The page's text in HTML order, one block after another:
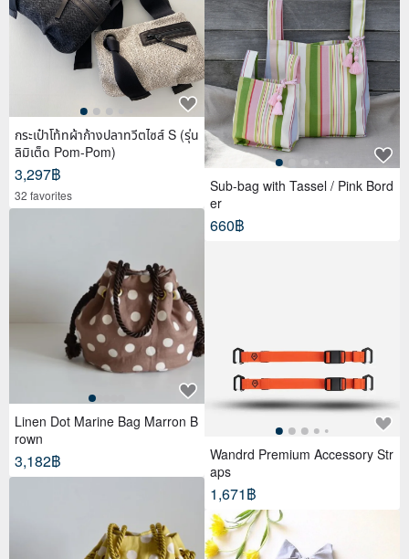
กระเป๋าโท้ทผ้าก้างปลาทวีตไซส์ S (รุ่น
ลิมิเต็ด Pom-Pom)
3,297฿
32 favorites
Linen Dot Marine Bag Marron B
rown
3,182฿
Sub-bag with Tassel / Pink Bord
er
660฿
Wandrd Premium Accessory Str
aps
1,671฿